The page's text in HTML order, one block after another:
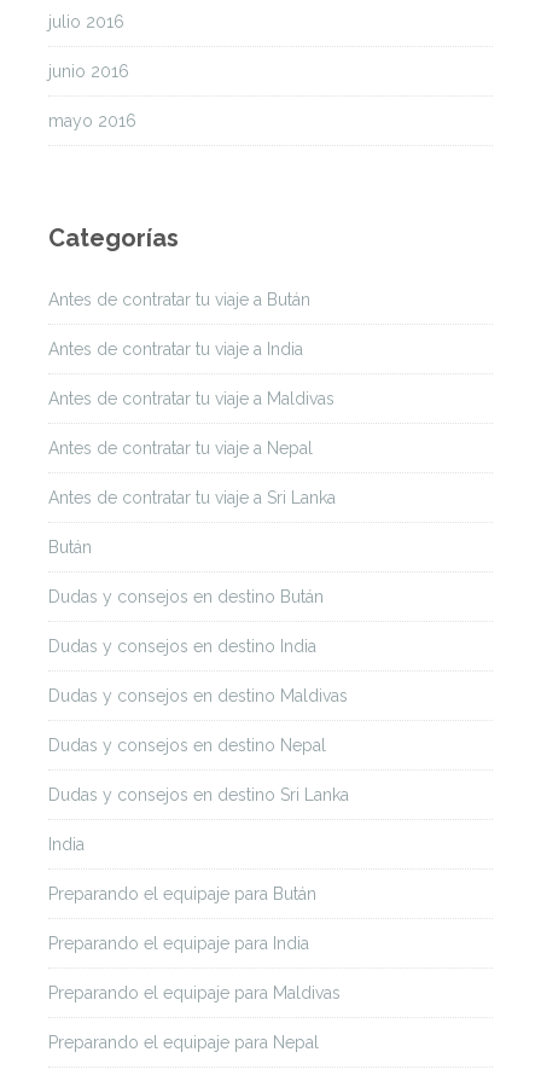
julio 2016
junio 2016
mayo 2016
Categorías
Antes de contratar tu viaje a Bután
Antes de contratar tu viaje a India
Antes de contratar tu viaje a Maldivas
Antes de contratar tu viaje a Nepal
Antes de contratar tu viaje a Sri Lanka
Bután
Dudas y consejos en destino Bután
Dudas y consejos en destino India
Dudas y consejos en destino Maldivas
Dudas y consejos en destino Nepal
Dudas y consejos en destino Sri Lanka
India
Preparando el equipaje para Bután
Preparando el equipaje para India
Preparando el equipaje para Maldivas
Preparando el equipaje para Nepal